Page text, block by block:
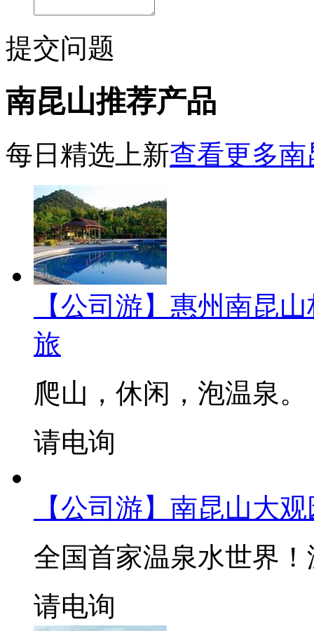
提交问题
南昆山推荐产品
每日精选上新查看更多
【公司游】惠州南昆
旅
爬山，休闲，泡温泉。
请电询
【公司游】南昆山大
全国首家温泉水世界
请电询